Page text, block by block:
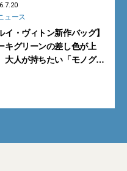
ュース
イ・ヴィトン新作バッグ】
キグリーンの差し色が上
大人が持ちたい「モノグラ